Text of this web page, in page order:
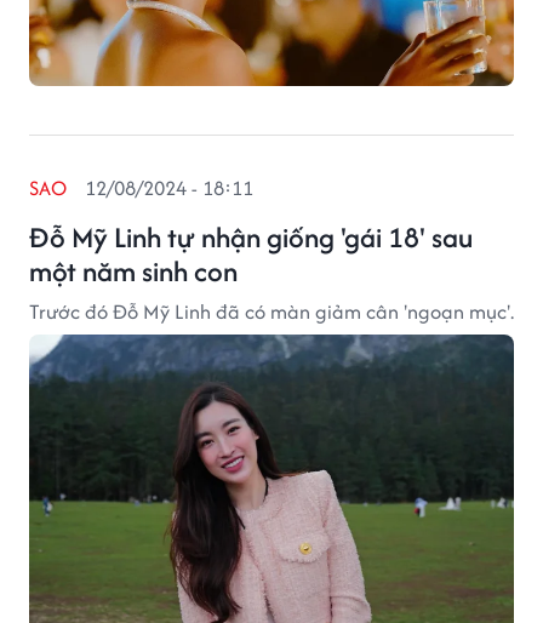
Đỗ Mỹ Linh tự nhận giống 'gái 18' sau
một năm sinh con
SAO 12/08/2024 - 18:11
Trước đó Đỗ Mỹ Linh đã có màn giảm cân 'ngoạn mục'.